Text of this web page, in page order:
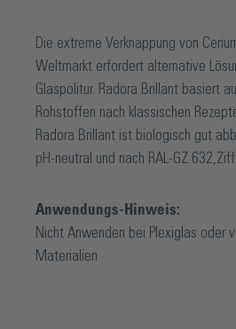
Die extreme Verknappung von
Weltmarkt erfordert alternative
Glaspolitur. Radora Brillant basiert
Rohstoffen nach klassischen
Radora Brillant ist biologisch gut
pH-neutral und nach RAL-GZ
Anwendungs-Hinweis:
Nicht Anwenden bei Plexiglas oder
Materialien